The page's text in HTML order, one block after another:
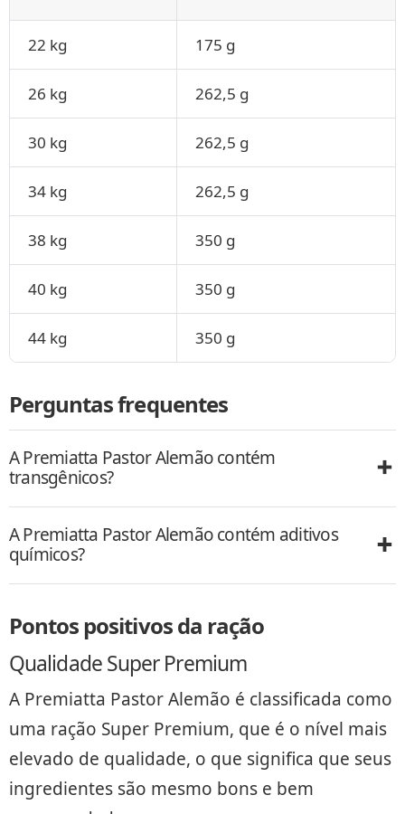
22 kg 175 g
26 kg 262,5 g
30 kg 262,5 g
34 kg 262,5 g
38 kg 350 g
40 kg 350 g
44 kg 350 g
Perguntas frequentes
A Premiatta Pastor Alemão contém
transgênicos?
A Premiatta Pastor Alemão contém aditivos
químicos?
Pontos positivos da ração
Qualidade Super Premium
A Premiatta Pastor Alemão é classificada como
uma ração Super Premium, que é o nível mais
elevado de qualidade, o que significa que seus
ingredientes são mesmo bons e bem